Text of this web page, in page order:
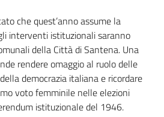
che quest’anno assume la
interventi istituzionali saranno
della Città di Santena. Una
rendere omaggio al ruolo delle
democrazia italiana e ricordare
voto femminile nelle elezioni
istituzionale del 1946.